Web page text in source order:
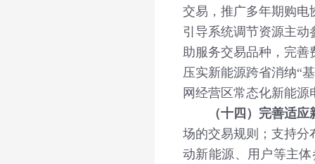
交易，推广多年期购电
引导系统调节资源主
助服务交易品种，完善
压实新能源跨省消纳“
网经营区常态化新能源
（十四）完善适
场的交易规则；支持分
动新能源、用户等主